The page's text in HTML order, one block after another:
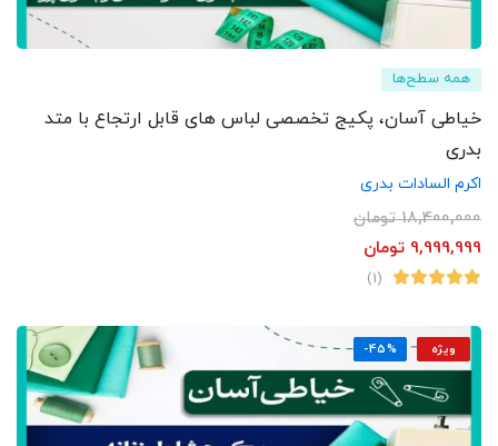
همه سطح‌ها
خیاطی آسان، پکیج تخصصی لباس های قابل ارتجاع با متد
بدری
اکرم السادات بدری
18,400,000 تومان
9,999,999 تومان
(1)
ویژه -45%